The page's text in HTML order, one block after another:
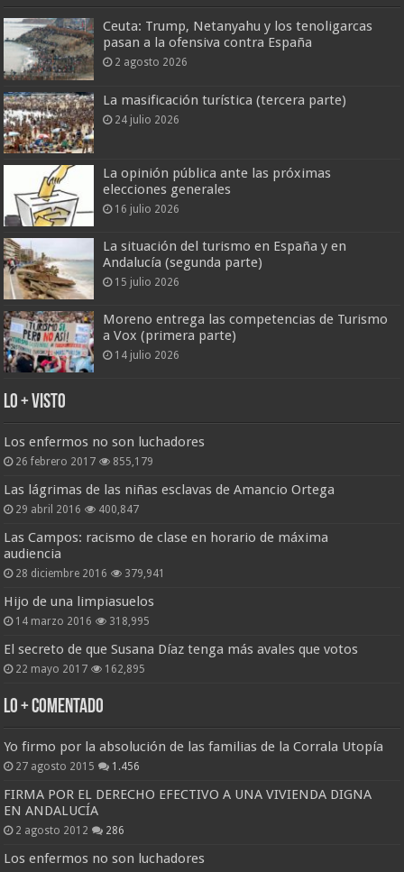
Ceuta: Trump, Netanyahu y los tenoligarcas
pasan a la ofensiva contra España
2 agosto 2026
La masificación turística (tercera parte)
24 julio 2026
La opinión pública ante las próximas
elecciones generales
16 julio 2026
La situación del turismo en España y en
Andalucía (segunda parte)
15 julio 2026
Moreno entrega las competencias de Turismo
a Vox (primera parte)
14 julio 2026
Lo + Visto
Los enfermos no son luchadores
26 febrero 2017 855,179
Las lágrimas de las niñas esclavas de Amancio Ortega
29 abril 2016 400,847
Las Campos: racismo de clase en horario de máxima
audiencia
28 diciembre 2016 379,941
Hijo de una limpiasuelos
14 marzo 2016 318,995
El secreto de que Susana Díaz tenga más avales que votos
22 mayo 2017 162,895
Lo + Comentado
Yo firmo por la absolución de las familias de la Corrala Utopía
27 agosto 2015 1.456
FIRMA POR EL DERECHO EFECTIVO A UNA VIVIENDA DIGNA
EN ANDALUCÍA
2 agosto 2012 286
Los enfermos no son luchadores